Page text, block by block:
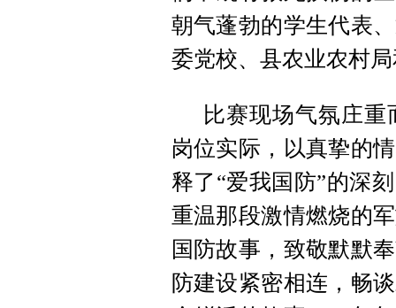
朝气蓬勃的学生代表
委党校、县农业农村
比赛现场气氛庄
岗位实际，以真挚的
释了“爱我国防”的深
重温那段激情燃烧的
国防故事，致敬默默
防建设紧密相连，畅